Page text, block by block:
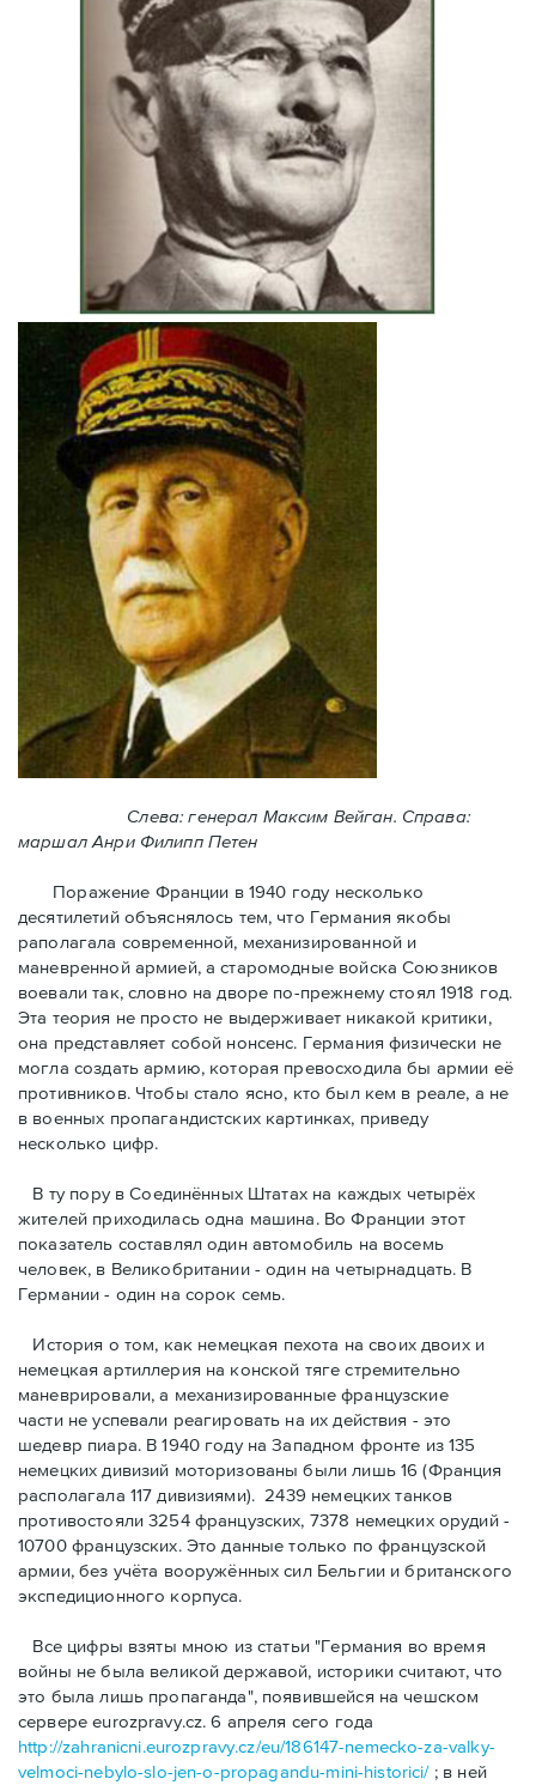
Слева: генерал Максим Вейган. Справа:
маршал Анри Филипп Петен
Поражение Франции в 1940 году несколько
десятилетий объяснялось тем, что Германия якобы
раполагала современной, механизированной и
маневренной армией, а старомодные войска Союзников
воевали так, словно на дворе по-прежнему стоял 1918 год.
Эта теория не просто не выдерживает никакой критики,
она представляет собой нонсенс. Германия физически не
могла создать армию, которая превосходила бы армии её
противников. Чтобы стало ясно, кто был кем в реале, а не
в военных пропагандистских картинках, приведу
несколько цифр.
В ту пору в Соединённых Штатах на каждых четырёх
жителей приходилась одна машина. Во Франции этот
показатель составлял один автомобиль на восемь
человек, в Великобритании - один на четырнадцать. В
Германии - один на сорок семь.
История о том, как немецкая пехота на своих двоих и
немeцкая артиллерия на конской тяге стремительно
маневрировали, а механизированные французские
части не успевали реагировать на их действия - это
шедевр пиара. В 1940 году на Западном фронте из 135
немецких дивизий моторизованы были лишь 16 (Франция
располагала 117 дивизиями). 2439 немецких танков
противостояли 3254 французских, 7378 немецких орудий -
10700 французских. Это данные только по французской
армии, без учёта вооружённых сил Бельгии и британского
экспедиционного корпуса.
Bсе цифры взяты мною из статьи "Германия во время
войны не была великой державой, историки считают, что
это была лишь пропаганда", появившейся на чешском
сервере eurozpravy.cz. 6 апреля сего года
http://zahranicni.eurozpravy.cz/eu/186147-nemecko-za-valky-
velmoci-nebylo-slo-jen-o-propagandu-mini-historici/; в ней